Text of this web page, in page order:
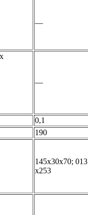
—
—
0,1
190
145x30x70; 013
x253